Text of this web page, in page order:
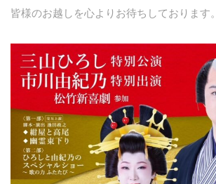
皆様のお越しを心よりお待ちしております。